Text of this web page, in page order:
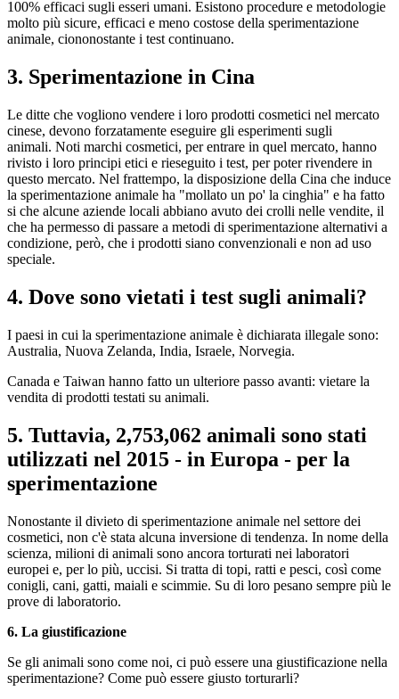
100% efficaci sugli esseri umani. Esistono procedure e metodologie
molto più sicure, efficaci e meno costose della sperimentazione
animale, ciononostante i test continuano.
3. Sperimentazione in Cina
Le ditte che vogliono vendere i loro prodotti cosmetici nel mercato
cinese, devono forzatamente eseguire gli esperimenti sugli
animali. Noti marchi cosmetici, per entrare in quel mercato, hanno
rivisto i loro principi etici e rieseguito i test, per poter rivendere in
questo mercato. Nel frattempo, la disposizione della Cina che induce
la sperimentazione animale ha "mollato un po' la cinghia" e ha fatto
si che alcune aziende locali abbiano avuto dei crolli nelle vendite, il
che ha permesso di passare a metodi di sperimentazione alternativi a
condizione, però, che i prodotti siano convenzionali e non ad uso
speciale.
4. Dove sono vietati i test sugli animali?
I paesi in cui la sperimentazione animale è dichiarata illegale sono:
Australia, Nuova Zelanda, India, Israele, Norvegia.
Canada e Taiwan hanno fatto un ulteriore passo avanti: vietare la
vendita di prodotti testati su animali.
5. Tuttavia, 2,753,062 animali sono stati
utilizzati nel 2015 - in Europa - per la
sperimentazione
Nonostante il divieto di sperimentazione animale nel settore dei
cosmetici, non c'è stata alcuna inversione di tendenza. In nome della
scienza, milioni di animali sono ancora torturati nei laboratori
europei e, per lo più, uccisi. Si tratta di topi, ratti e pesci, così come
conigli, cani, gatti, maiali e scimmie. Su di loro pesano sempre più le
prove di laboratorio.
6. La giustificazione
Se gli animali sono come noi, ci può essere una giustificazione nella
sperimentazione? Come può essere giusto torturarli?